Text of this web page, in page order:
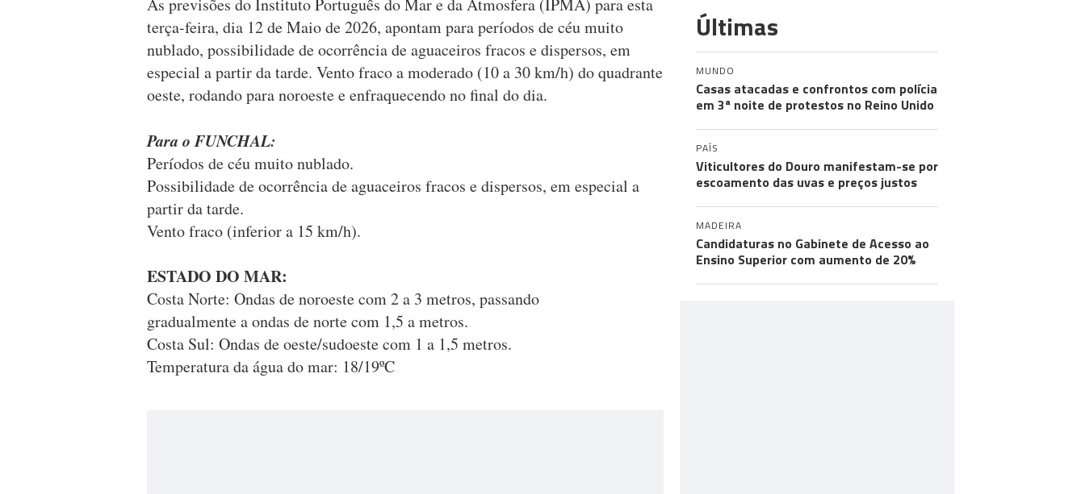
As previsões do Instituto Português do Mar e da Atmosfera (IPMA) para esta
terça-feira, dia 12 de Maio de 2026, apontam para períodos de céu muito
nublado, possibilidade de ocorrência de aguaceiros fracos e dispersos, em
especial a partir da tarde. Vento fraco a moderado (10 a 30 km/h) do quadrante
oeste, rodando para noroeste e enfraquecendo no final do dia.
Para o FUNCHAL:
Períodos de céu muito nublado.
Possibilidade de ocorrência de aguaceiros fracos e dispersos, em especial a
partir da tarde.
Vento fraco (inferior a 15 km/h).
ESTADO DO MAR:
Costa Norte: Ondas de noroeste com 2 a 3 metros, passando
gradualmente a ondas de norte com 1,5 a metros.
Costa Sul: Ondas de oeste/sudoeste com 1 a 1,5 metros.
Temperatura da água do mar: 18/19ºC
Últimas
MUNDO
Casas atacadas e confrontos com polícia
em 3ª noite de protestos no Reino Unido
PAÍS
Viticultores do Douro manifestam-se por
escoamento das uvas e preços justos
MADEIRA
Candidaturas no Gabinete de Acesso ao
Ensino Superior com aumento de 20%